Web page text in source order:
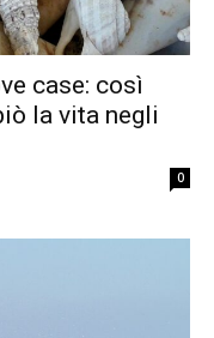
case: così
la vita negli
0